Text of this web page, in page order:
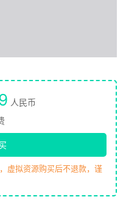
人民币
虚拟资源购买后不退款，谨